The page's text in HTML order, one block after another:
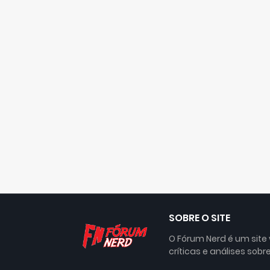
SOBRE O SITE
O Fórum Nerd é um
críticas e análises